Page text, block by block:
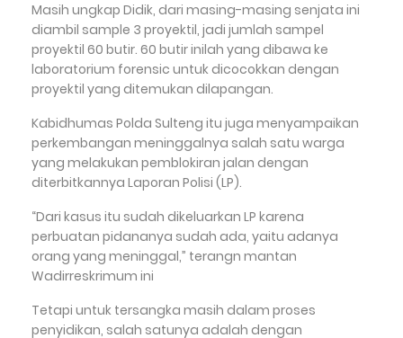
Masih ungkap Didik, dari masing-masing senjata ini
diambil sample 3 proyektil, jadi jumlah sampel
proyektil 60 butir. 60 butir inilah yang dibawa ke
laboratorium forensic untuk dicocokkan dengan
proyektil yang ditemukan dilapangan.
Kabidhumas Polda Sulteng itu juga menyampaikan
perkembangan meninggalnya salah satu warga
yang melakukan pemblokiran jalan dengan
diterbitkannya Laporan Polisi (LP).
“Dari kasus itu sudah dikeluarkan LP karena
perbuatan pidananya sudah ada, yaitu adanya
orang yang meninggal,” terangn mantan
Wadirreskrimum ini
Tetapi untuk tersangka masih dalam proses
penyidikan, salah satunya adalah dengan